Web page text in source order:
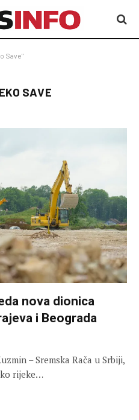
Save"
SAVE
nova dionica
i Beograda
– Sremska Rača u Srbiji,
rijeke…